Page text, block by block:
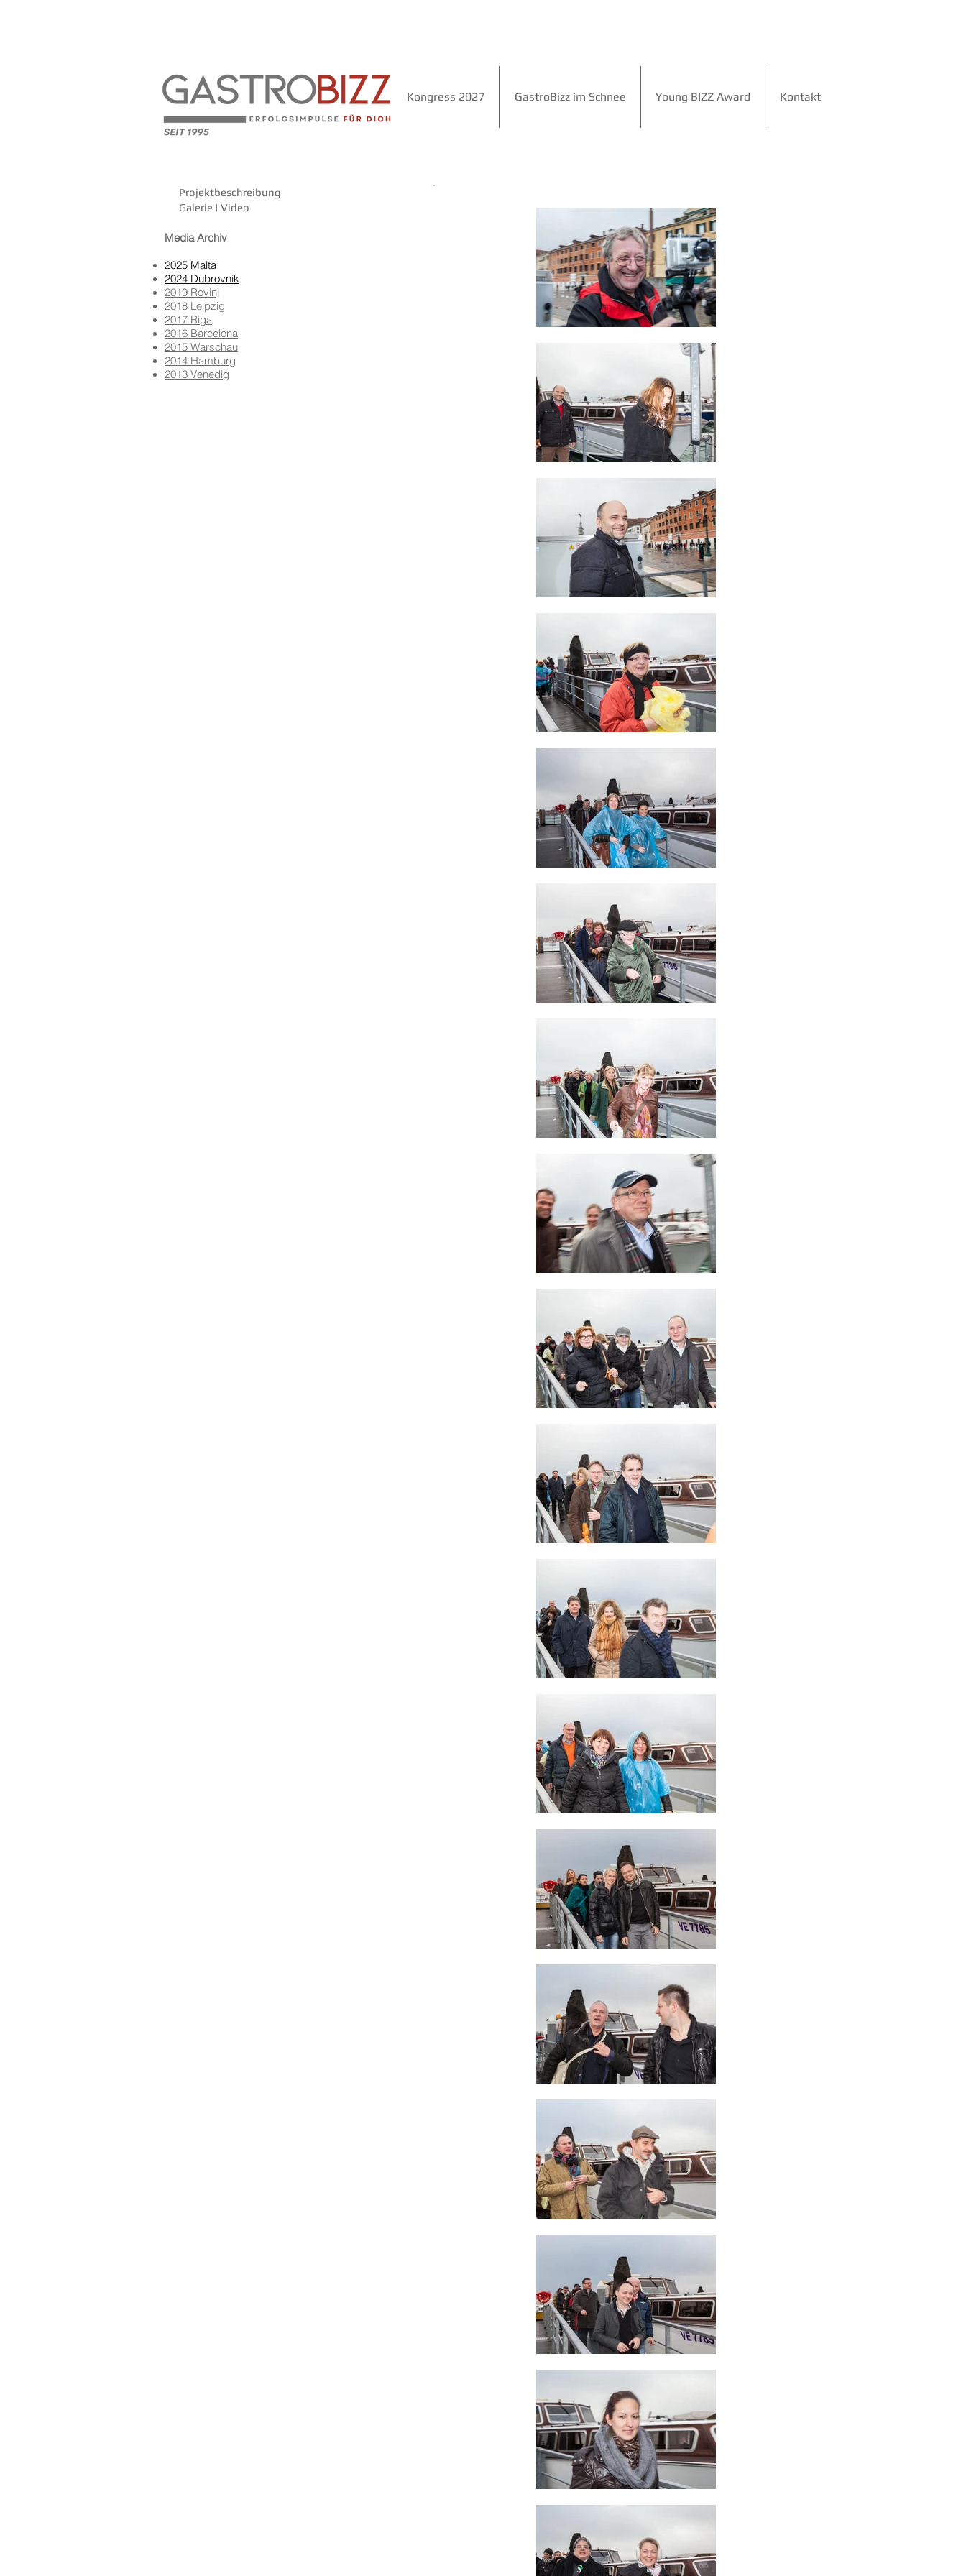
Kongress 2027 GastroBizz im Schnee Young BIZZ Award Kontakt
Projektbeschreibung
Galerie | Video
Media Archiv
2025 Malta
2024 Dubrovnik
2019 Rovinj
2018 Leipzig
2017​ Riga
2016 Barcelona
2015 Warschau
2014 Hamburg
2013 Venedig